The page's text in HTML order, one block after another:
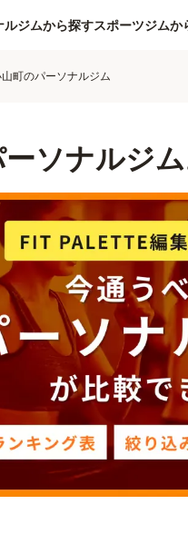
ルジムから探すスポーツジムか
町のパーソナルジム
ソナルジ